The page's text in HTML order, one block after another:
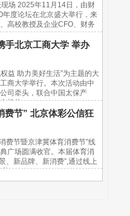
场 2025年11月14日，由财
度论坛在北京盛大举行，来
高校教授及企业CFO、财务
手北京工商大学 举办
益 助力美好生活”为主题的大
商大学举行。本次活动由中
司牵头，联合中国太保产
机构...
费节” 北京体彩公信狂
费节暨京津冀体育消费节”线
广场圆满收官。本届体育消
、新品牌、新消费”,通过线上
...